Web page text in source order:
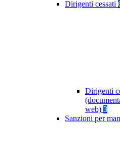
Dirigenti cessati
Dirigenti
web) 3
Sanzioni per